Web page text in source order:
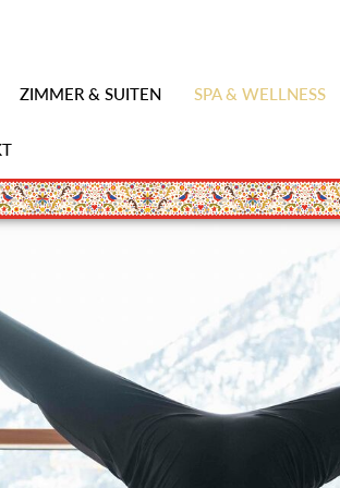
ZIMMER & SUITEN SPA & WELLNESS